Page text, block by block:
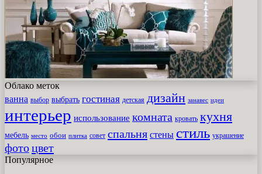
Облако меток
ванна выбор выбрать гостиная детская дизайн занавес идеи
интерьер использование комната кровать кухня
мебель место обои плитка совет спальня стены стиль украшение
фотоцвет
Популярное